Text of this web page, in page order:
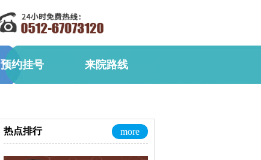
预约挂号 来院路线
热点排行 more